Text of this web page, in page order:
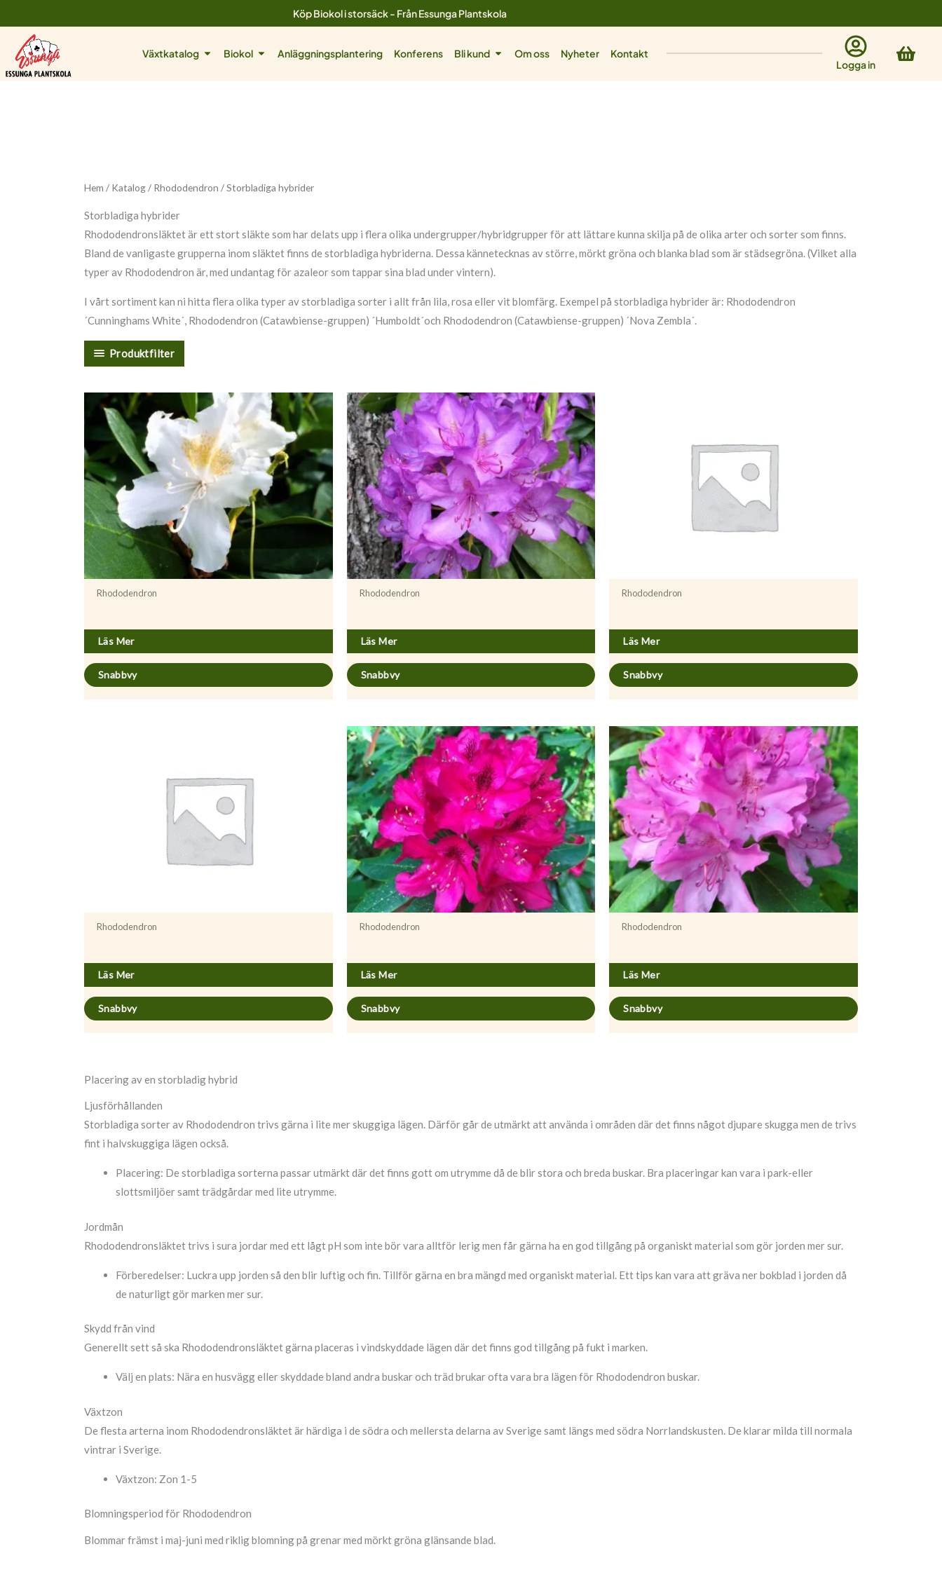
till
innehåll
Köp Biokol i storsäck - Från Essunga Plantskola
Växtkatalog Öppna Växtkatalog
Biokol Öppna Biokol
Anläggningsplantering Konferens Bli kund Öppna Bli kund
Om oss Nyheter
Kontakt
Logga in
Hem / Katalog/ Rhododendron / Storbladiga hybrider
Storbladiga hybrider
Rhododendronsläktet är ett stort släkte som har delats upp i flera olika undergrupper/hybridgrupper för att lättare kunna skilja på de olika arter och sorter som finns.
Bland de vanligaste grupperna inom släktet finns de storbladiga hybriderna. Dessa kännetecknas av större, mörkt gröna och blanka blad som är städsegröna. (Vilket alla
typer av Rhododendron är, med undantag för azaleor som tappar sina blad under vintern).
I vårt sortiment kan ni hitta flera olika typer av storbladiga sorter i allt från lila, rosa eller vit blomfärg. Exempel på storbladiga hybrider är: Rhododendron
´Cunninghams White´, Rhododendron (Catawbiense-gruppen) ´Humboldt´och Rhododendron (Catawbiense-gruppen) ´Nova Zembla´.
Produktfilter
Rhododendron
Läs Mer
Snabbvy
Rhododendron
Läs Mer
Snabbvy
Rhododendron
Läs Mer
Snabbvy
Rhododendron
Läs Mer
Snabbvy
Rhododendron
Läs Mer
Snabbvy
Rhododendron
Läs Mer
Snabbvy
Placering av en storbladig hybrid
Ljusförhållanden
Storbladiga sorter av Rhododendron trivs gärna i lite mer skuggiga lägen. Därför går de utmärkt att använda i områden där det finns något djupare skugga men de trivs
fint i halvskuggiga lägen också.
Placering: De storbladiga sorterna passar utmärkt där det finns gott om utrymme då de blir stora och breda buskar. Bra placeringar kan vara i park-eller
slottsmiljöer samt trädgårdar med lite utrymme.
Jordmån
Rhododendronsläktet trivs i sura jordar med ett lågt pH som inte bör vara alltför lerig men får gärna ha en god tillgång på organiskt material som gör jorden mer sur.
Förberedelser: Luckra upp jorden så den blir luftig och fin. Tillför gärna en bra mängd med organiskt material. Ett tips kan vara att gräva ner bokblad i jorden då
de naturligt gör marken mer sur.
Skydd från vind
Generellt sett så ska Rhododendronsläktet gärna placeras i vindskyddade lägen där det finns god tillgång på fukt i marken.
Välj en plats: Nära en husvägg eller skyddade bland andra buskar och träd brukar ofta vara bra lägen för Rhododendron buskar.
Växtzon
De flesta arterna inom Rhododendronsläktet är härdiga i de södra och mellersta delarna av Sverige samt längs med södra Norrlandskusten. De klarar milda till normala
vintrar i Sverige.
Växtzon: Zon 1-5
Blomningsperiod för Rhododendron
Blommar främst i maj-juni med riklig blomning på grenar med mörkt gröna glänsande blad.